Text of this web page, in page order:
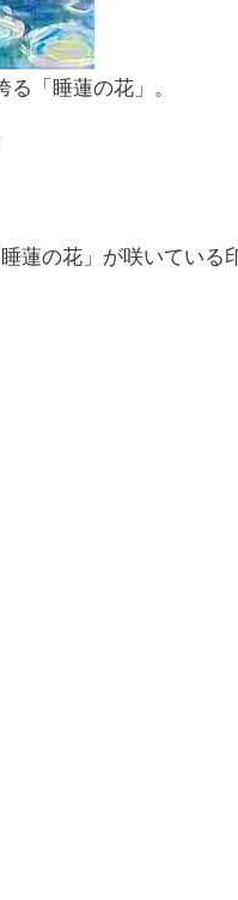
「睡蓮の花」。
蓮の花」が咲いている